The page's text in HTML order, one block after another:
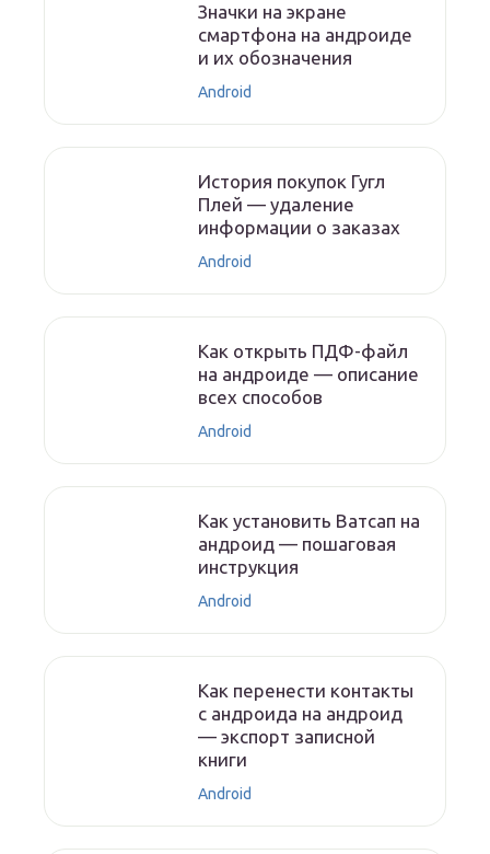
Значки на экране
смартфона на андроиде
и их обозначения
Android
История покупок Гугл
Плей — удаление
информации о заказах
Android
Как открыть ПДФ-файл
на андроиде — описание
всех способов
Android
Как установить Ватсап на
андроид — пошаговая
инструкция
Android
Как перенести контакты
с андроида на андроид
— экспорт записной
книги
Android